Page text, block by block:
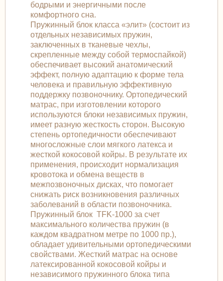
бодрыми и энергичными после
комфортного сна.
Пружинный блок класса «элит» (состоит из
отдельных независимых пружин,
заключенных в тканевые чехлы,
скрепленные между собой термоспайкой)
обеспечивает высокий анатомический
эффект, полную адаптацию к форме тела
человека и правильную эффективную
поддержку позвоночнику. Ортопедический
матрас, при изготовлении которого
используются блоки независимых пружин,
имеет разную жесткость сторон. Высокую
степень ортопедичности обеспечивают
многосложные слои мягкого латекса и
жесткой кокосовой койры. В результате их
применения, происходит нормализация
кровотока и обмена веществ в
межпозвоночных дисках, что помогает
снижать риск возникновения различных
заболеваний в области позвоночника.
Пружинный блок TFK-1000 за счет
максимального количества пружин (в
каждом квадратном метре по 1000 пр.),
обладает удивительными ортопедическими
свойствами. Жесткий матрас на основе
латексированной кокосовой койры и
независимого пружинного блока типа